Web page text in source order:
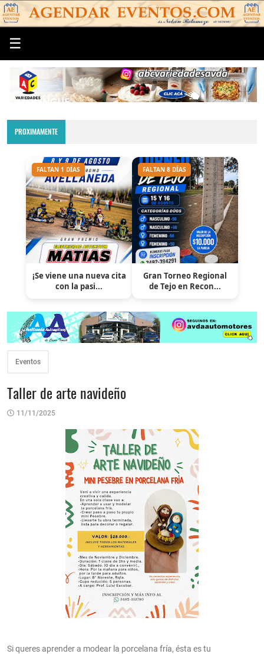
☰
PROXIMAMENTE
FALTAN 1 DÍAS
¡Se viene una nueva cita
con la pasi...
FALTAN 8 DÍAS
Gran Torneo Regional
de Tejo en Recon...
Eventos
Taller de arte navideño
11/11/2025
Si queres aprender a modear la porcelana fría, ésta es tu